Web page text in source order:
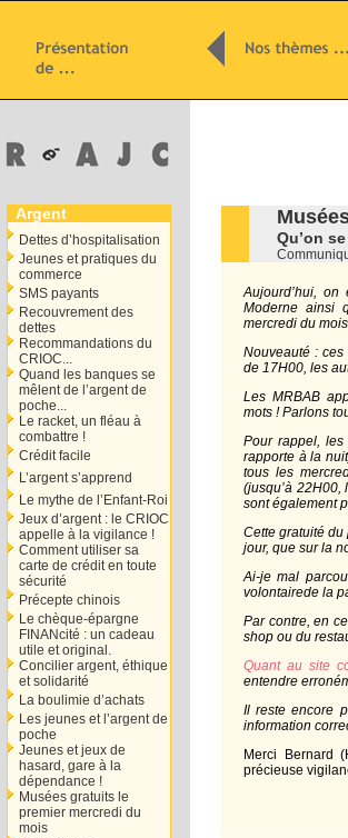
Argent
Dettes d’hospitalisation
Jeunes et pratiques du
commerce
SMS payants
Recouvrement des
dettes
Recommandations du
CRIOC...
Quand les banques se
mêlent de l’argent de
poche...
Le racket, un fléau à
combattre !
Crédit facile
L’argent s’apprend
Le mythe de l’Enfant-Roi
Jeux d’argent : le CRIOC
appelle à la vigilance !
Comment utiliser sa
carte de crédit en toute
sécurité
Précepte chinois
Le chèque-épargne
FINANcité : un cadeau
utile et original.
Concilier argent, éthique
et solidarité
La boulimie d’achats
Les jeunes et l’argent de
poche
Jeunes et jeux de
hasard, gare à la
dépendance !
Musées gratuits le
premier mercredi du
mois
Qu’on
Aujourd’hui,
Moderne ainsi
mercredi du
Nouveauté :
de 17H00, les
Les MRBAB
mots ! Parlons
Pour rappel, les
rapporte à la
tous les
(jusqu’à 22H00,
sont également
Cette gratuité du
jour, que sur la
Ai-je mal
volontairede la
Par contre, en
shop ou du
Quant au site
entendre
Il reste encore
information
Merci Bernard
précieuse